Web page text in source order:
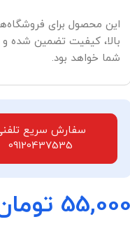
این محصول برای
بالا، کیفیت تضمین شده
شما خواهد بود.
سفارش سریع
09120437535
55,000